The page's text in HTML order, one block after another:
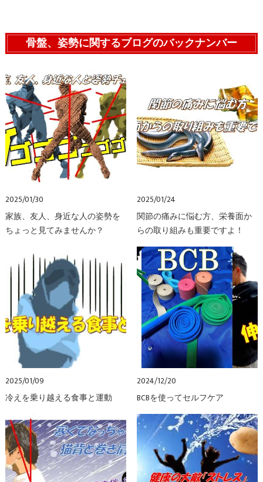
骨盤、姿勢に関するブログのバックナンバー
2025/01/30
家族、友人、身近な人の姿勢を
ちょっと見てみませんか？
2025/01/24
関節の痛みに悩む方、栄養面か
らの取り組みも重要ですよ！
2025/01/09
冷えを乗り越える食事と運動
2024/12/20
BCBを使ってセルフケア